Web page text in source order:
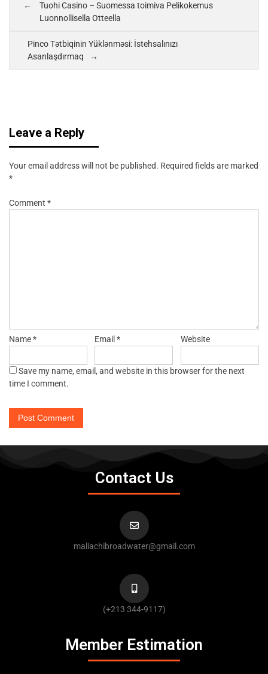
Tuohi Casino – Suomessa toimiva Pelikokemus
Luonnollisella Otteella
Pinco Tətbiqinin Yüklənməsi: İstehsalınızı
Asanlaşdırmaq
Leave a Reply
Your email address will not be published. Required fields are marked
*
Comment *
Name* Email* Website
Save my name, email, and website in this browser for the next
time I comment.
Contact Us
maliachibroadwater@gmail.com
(+213 344-9117)
Member Estimation